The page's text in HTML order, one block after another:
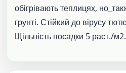
обігрівають теплицях,
грунті. Стійкий до вірусу
Щільність посадки 5 раст./м2.